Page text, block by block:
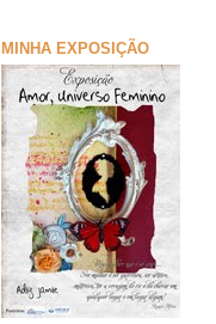
MINHA EXPOSIÇÃO